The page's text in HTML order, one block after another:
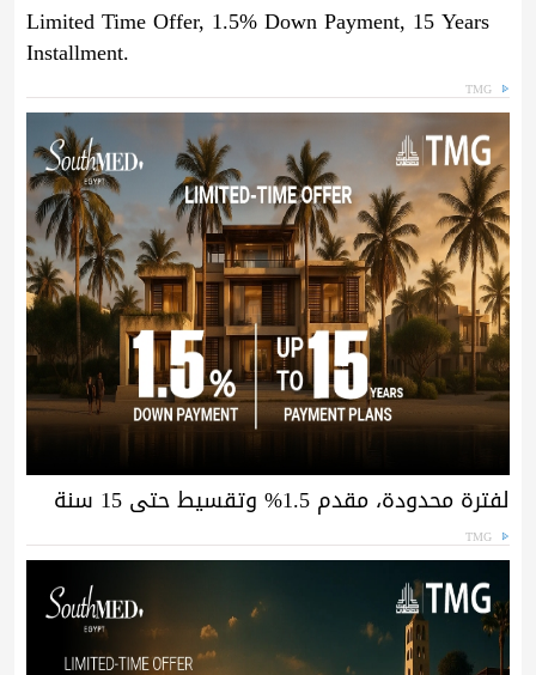
Limited Time Offer, 1.5% Down Payment, 15 Years
Installment.
TMG
لفترة محدودة، مقدم 1.5% وتقسيط حتى 15 سنة
TMG